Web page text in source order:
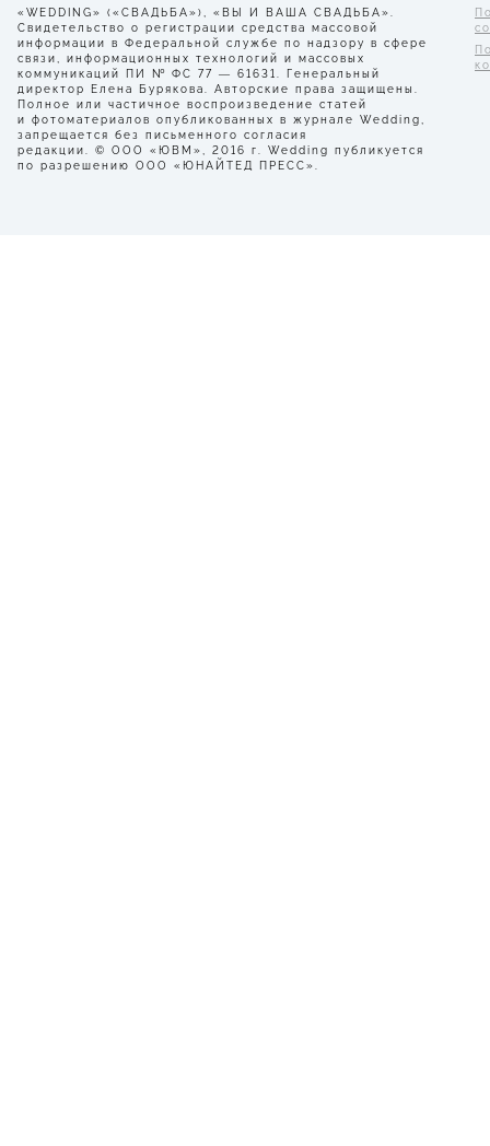
«WEDDING» («СВАДЬБА»), «ВЫ И ВАША СВАДЬБА».
Свидетельство о регистрации средства массовой
информации в Федеральной службе по надзору в сфере
связи, информационных технологий и массовых
коммуникаций ПИ № ФС 77 — 61631. Генеральный
директор Елена Бурякова. Авторские права защищены.
Полное или частичное воспроизведение статей
и фотоматериалов опубликованных в журнале Wedding,
запрещается без письменного согласия
редакции. © ООО «ЮВМ», 2016 г. Wedding публикуется
по разрешению ООО «ЮНАЙТЕД ПРЕСС».